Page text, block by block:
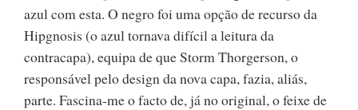
azul com esta. O negro foi uma opção de recurso da
Hipgnosis (o azul tornava difícil a leitura da
contracapa), equipa de que Storm Thorgerson, o
responsável pelo design da nova capa, fazia, aliás,
parte. Fascina-me o facto de, já no original, o feixe de